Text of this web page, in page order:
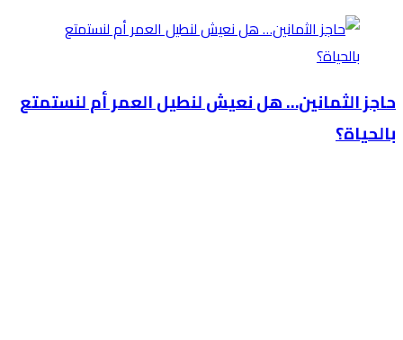
حاجز الثمانين… هل نعيش لنطيل العمر أم لنستمتع
بالحياة؟